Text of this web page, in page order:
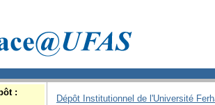
:
Dépôt Institutionnel de l'Université